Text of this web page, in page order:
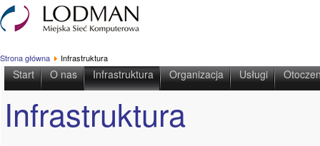
Strona główna Infrastruktura
Start O nas Infrastruktura Organizacja Usługi
Infrastruktura